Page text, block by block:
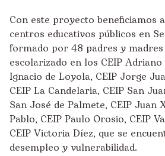
Con este proyecto beneficiamos a
centros educativos públicos en
formado por 48 padres y
escolarizado en los CEIP Adriano
Ignacio de Loyola, CEIP Jorge
CEIP La Candelaria, CEIP San
San José de Palmete, CEIP Juan
Pablo, CEIP Paulo Orosio, CEIP
CEIP Victoria Díez, que se
desempleo y vulnerabilidad.